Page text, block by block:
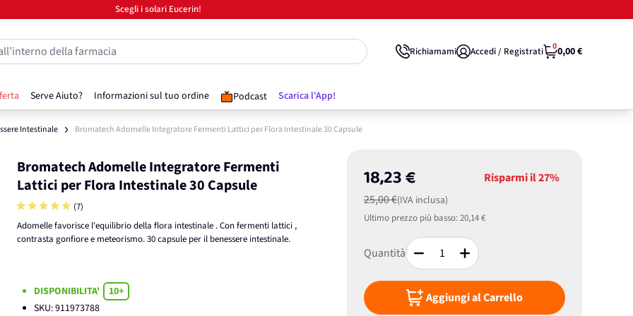
Scegli i solari Eucerin!
Serve Aiuto? Informazioni sul tuo ordine Podcast Scarica l'App!
della farmacia Richiamami Accedi / Registrati 00,00 €
Intestinale Bromatech Adomelle Integratore Fermenti Lattici per Flora Intestinale 30 Capsule
Bromatech Adomelle Integratore Fermenti
Lattici per Flora Intestinale 30 Capsule
(7)
Adomelle favorisce l'equilibrio della flora intestinale . Con fermenti lattici ,
contrasta gonfiore e meteorismo. 30 capsule per il benessere intestinale.
18,23 €
25,00 €(IVA inclusa)
Risparmi il27%
Ultimo prezzo più basso:20,14 €
Quantità
Aggiungi al Carrello
DISPONIBILITA'
10+
SKU:911973788